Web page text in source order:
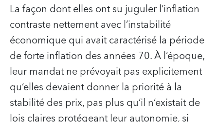
La façon dont elles ont su juguler l’inflation
contraste nettement avec l’instabilité
économique qui avait caractérisé la période
de forte inflation des années 70. À l’époque,
leur mandat ne prévoyait pas explicitement
qu’elles devaient donner la priorité à la
stabilité des prix, pas plus qu’il n’existait de
lois claires protégeant leur autonomie, si